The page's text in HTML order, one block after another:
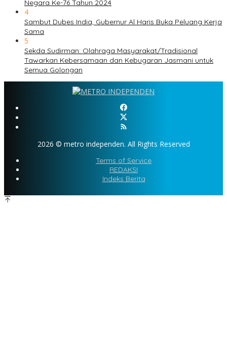
Negara Ke-76 Tahun 2024
4
Sambut Dubes India, Gubernur Al Haris Buka Peluang Kerja
Sama
5
Sekda Sudirman: Olahraga Masyarakat/Tradisional
Tawarkan Kebersamaan dan Kebugaran Jasmani untuk
Semua Golongan
2026 © metro independen. All Rights Reserved
Terms of Service
REDAKSI
Indeks Berita